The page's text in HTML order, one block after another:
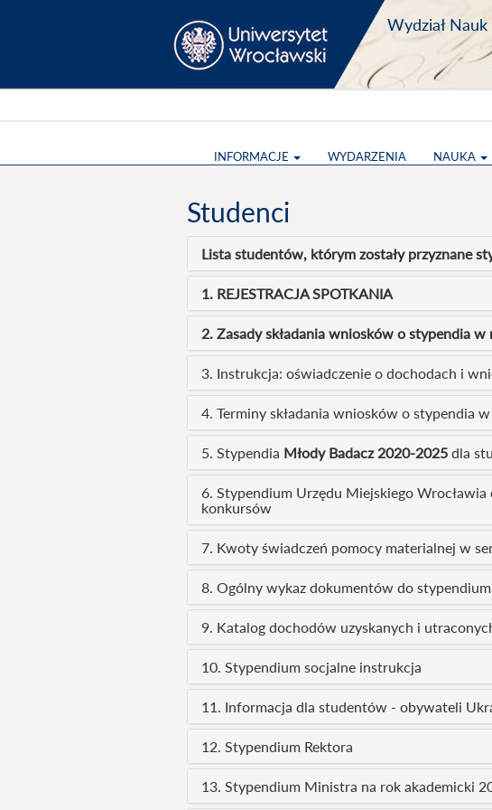
Wydział
INFORMACJE WYDARZENIA NAUKA
Studenci
Lista studentów, którym zostały przyznane
1. REJESTRACJA SPOTKANIA
2. Zasady składania wniosków o stypendia
3. Instrukcja: oświadczenie o dochodach i
4. Terminy składania wniosków o stypendia
5. Stypendia Młody Badacz 2020-2025 dla
6. Stypendium Urzędu Miejskiego
konkursów
7. Kwoty świadczeń pomocy materialnej w
8. Ogólny wykaz dokumentów do
9. Katalog dochodów uzyskanych i
10. Stypendium socjalne instrukcja
11. Informacja dla studentów - obywateli
12. Stypendium Rektora
13. Stypendium Ministra na rok akademicki